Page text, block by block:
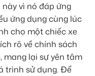
vì nó đáp ứng
ứng dụng cùng lúc
cho một chiếc xe
rõ về chính sách
mang lại sự yên tâm
trình sử dụng. Để